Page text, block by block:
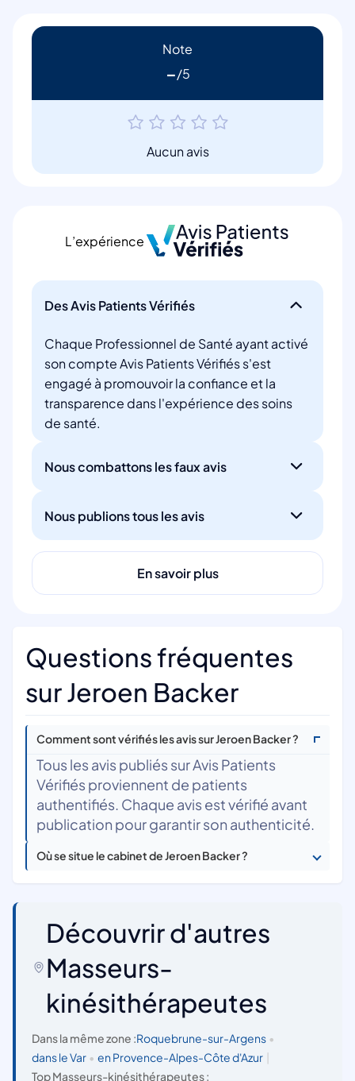
Note
-
Aucun avis
L’expérience
Des Avis Patients Vérifiés
Chaque Professionnel de Santé ayant activé
son compte Avis Patients Vérifiés s'est
engagé à promouvoir la confiance et la
transparence dans l'expérience des soins
de santé.
Nous combattons les faux avis
Nous publions tous les avis
En savoir plus
Questions fréquentes
sur Jeroen Backer
Comment sont vérifiés les avis sur Jeroen Backer ?
Tous les avis publiés sur Avis Patients
Vérifiés proviennent de patients
authentifiés. Chaque avis est vérifié avant
publication pour garantir son authenticité.
Où se situe le cabinet de Jeroen Backer ?
Découvrir d'autres
Masseurs-
kinésithérapeutes
Dans la même zone :Roquebrune-sur-Argens •
dans le Var • en Provence-Alpes-Côte d'Azur
Top Masseurs-kinésithérapeutes :